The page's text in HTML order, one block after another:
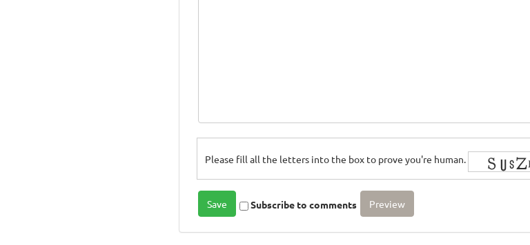
Please fill all the letters into the box to prove you're human.
Subscribe to comments